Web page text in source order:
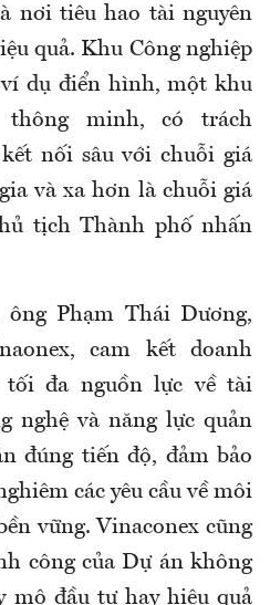
nơi tiêu hao tài nguyên
quả. Khu Công nghiệp
dụ điển hình, một khu
thông minh, có trách
nối sâu với chuỗi giá
và xa hơn là chuỗi giá
tịch Thành phố nhấn
Phạm Thái Dương,
cam kết doanh
tối đa nguồn lực về tài
nghệ và năng lực quản
đúng tiến độ, đảm bảo
các yêu cầu về môi
vững. Vinaconex cũng
công của Dự án không
mô đầu tư hay hiệu quả